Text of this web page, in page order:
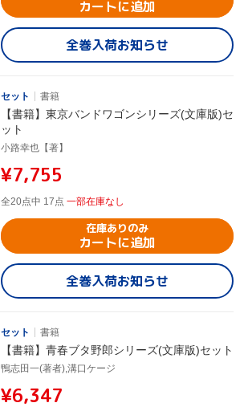
カートに追加
全巻入荷お知らせ
セット 書籍
【書籍】東京バンドワゴンシリーズ(文庫版)セ
ット
小路幸也【著】
¥7,755
全20点中 17点 一部在庫なし
在庫ありのみ
カートに追加
全巻入荷お知らせ
セット 書籍
【書籍】青春ブタ野郎シリーズ(文庫版)セット
鴨志田一(著者),溝口ケージ
¥6,347